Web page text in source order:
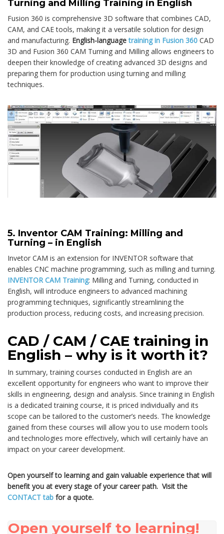
Turning and Milling Training in English
Fusion 360 is comprehensive 3D software that combines CAD,
CAM, and CAE tools, making it a versatile solution for design
and manufacturing. English-languagetraining in Fusion 360 CAD
3D and Fusion 360 CAM Turning and Milling allows engineers to
deepen their knowledge of creating advanced 3D designs and
preparing them for production using turning and milling
techniques.
5. Inventor CAM Training: Milling and
Turning – in English
Invetor CAM is an extension for INVENTOR software that
enables CNC machine programming, such as milling and turning.
INVENTOR CAM Training: Milling and Turning, conducted in
English, will introduce engineers to advanced machining
programming techniques, significantly streamlining the
production process, reducing costs, and increasing precision.
CAD / CAM / CAE training in
English – why is it worth it?
In summary, training courses conducted in English are an
excellent opportunity for engineers who want to improve their
skills in engineering, design and analysis. Since training in English
is a dedicated training course, it is priced individually and its
scope can be tailored to the customer’s needs. The knowledge
gained from these courses will allow you to use modern tools
and technologies more effectively, which will certainly have an
impact on your career development.
Open yourself to learning and gain valuable experience that will
benefit you at every stage of your career path. Visit the
CONTACT tab for a quote.
Open yourself to learning!